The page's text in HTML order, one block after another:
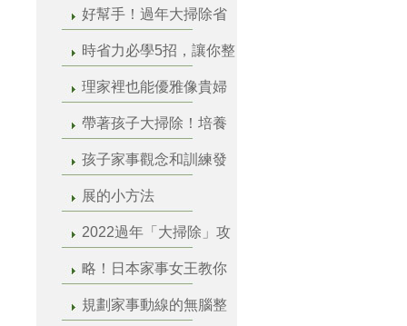
好幫手！過年大掃除省
時省力必學5招，讓你整
理家裡也能優雅像貴婦
帶著孩子大掃除！培養
孩子家事觀念和訓練發
展的小方法
2022過年「大掃除」攻
略！日本家事女王教你
規劃家事動線的無腦整